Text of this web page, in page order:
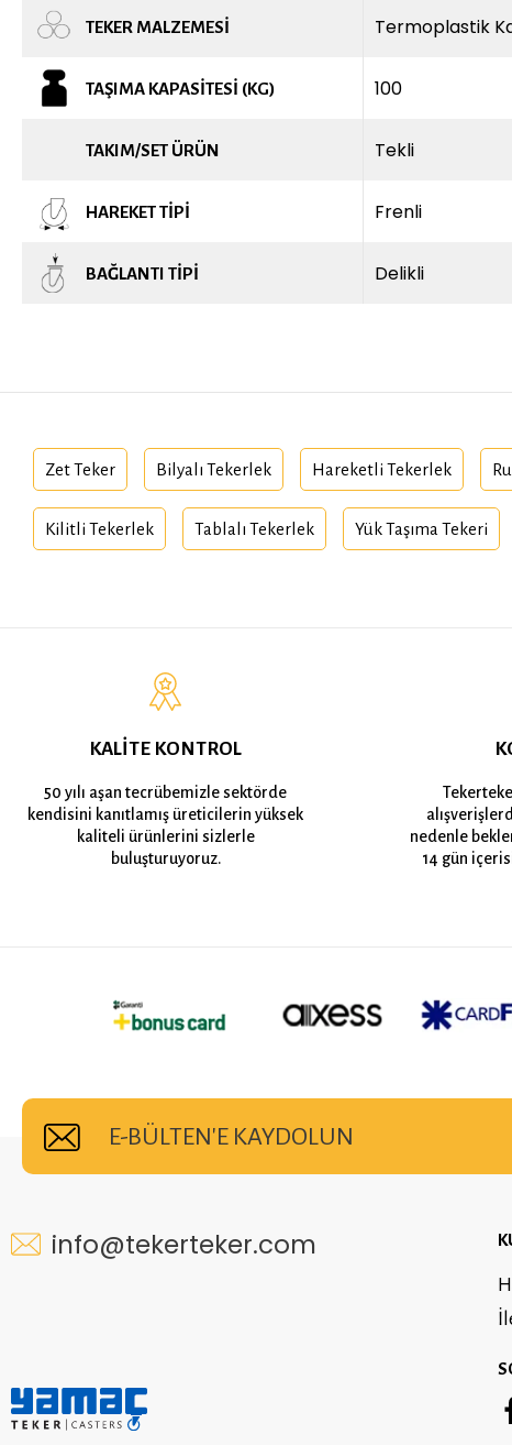
TEKER MALZEMESI Termoplastik
TAŞIMA KAPASITESI (KG) 100
TAKIM/SET ÜRÜN Tekli
HAREKET TIPI Frenli
BAĞLANTI TIPI Delikli
Zet Teker Bilyalı Tekerlek Hareketli Tekerlek
Kilitli Tekerlek Tablalı Tekerlek Yük Taşıma Tekeri
KALİTE KONTROL
50 yılı aşan tecrübemizle sektörde
kendisini kanıtlamış üreticilerin yüksek
kaliteli ürünlerini sizlerle
buluşturuyoruz.
nedenle
14 gün
E-BÜLTEN'E KAYDOLUN
info@tekerteker.com